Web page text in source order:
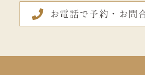
お電話で予約・お問